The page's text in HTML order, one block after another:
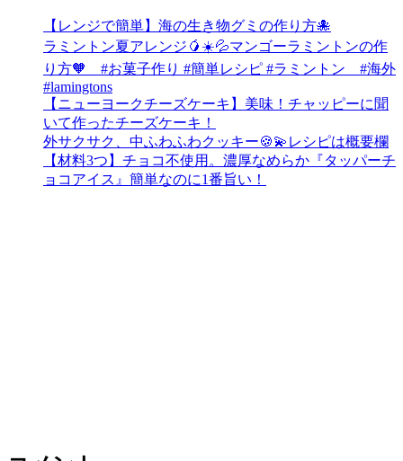
【レンジで簡単】海の生き物グミの作り方🐙
ラミントン夏アレンジ🥭☀️💦マンゴーラミントンの作
り方🧡 #お菓子作り #簡単レシピ #ラミントン #海外
#lamingtons
【ニューヨークチーズケーキ】美味！チャッピーに聞
いて作ったチーズケーキ！
外サクサク、中ふわふわクッキー🍪💫レシピは概要欄
【材料3つ】チョコ不使用。濃厚なめらか『タッパーチ
ョコアイス』簡単なのに1番旨い！